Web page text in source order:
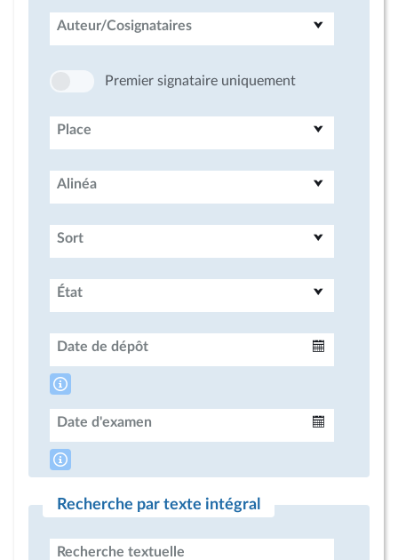
Auteur/Cosignataires
Premier signataire uniquement
Place
Alinéa
Sort
État
Date de dépôt
Date d'examen
Recherche par texte intégral
Recherche textuelle